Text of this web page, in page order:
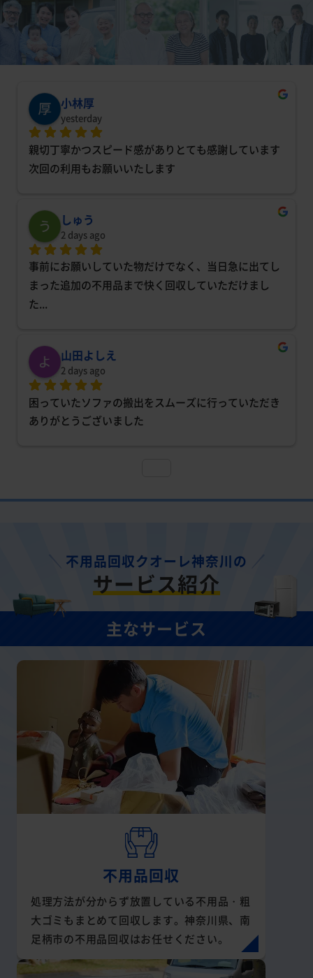
小林厚
yesterday
親切丁寧かつスピード感がありとても感謝しています
次回の利用もお願いいたします
しゅう
2 days ago
事前にお願いしていた物だけでなく、当日急に出てし
まった追加の不用品まで快く回収していただけまし
た...
山田よしえ
2 days ago
困っていたソファの搬出をスムーズに行っていただき
ありがとうございました
不用品回収クオーレ神奈川の
サービス紹介
主なサービス
不用品回収
処理方法が分からず放置している不用品・粗
大ゴミもまとめて回収します。神奈川県、南
足柄市の不用品回収はお任せください。